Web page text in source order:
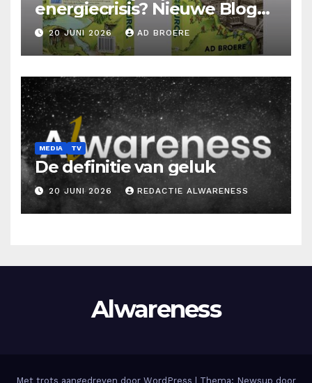
energiecrisis? Nieuwe Blog
Ad Broere
20 JUNI 2026 AD BROERE
MEDIA TV
De definitie van geluk
20 JUNI 2026 REDACTIE ALWARENESS
Alwareness
Met trots aangedreven door WordPress Thema: Newsup door